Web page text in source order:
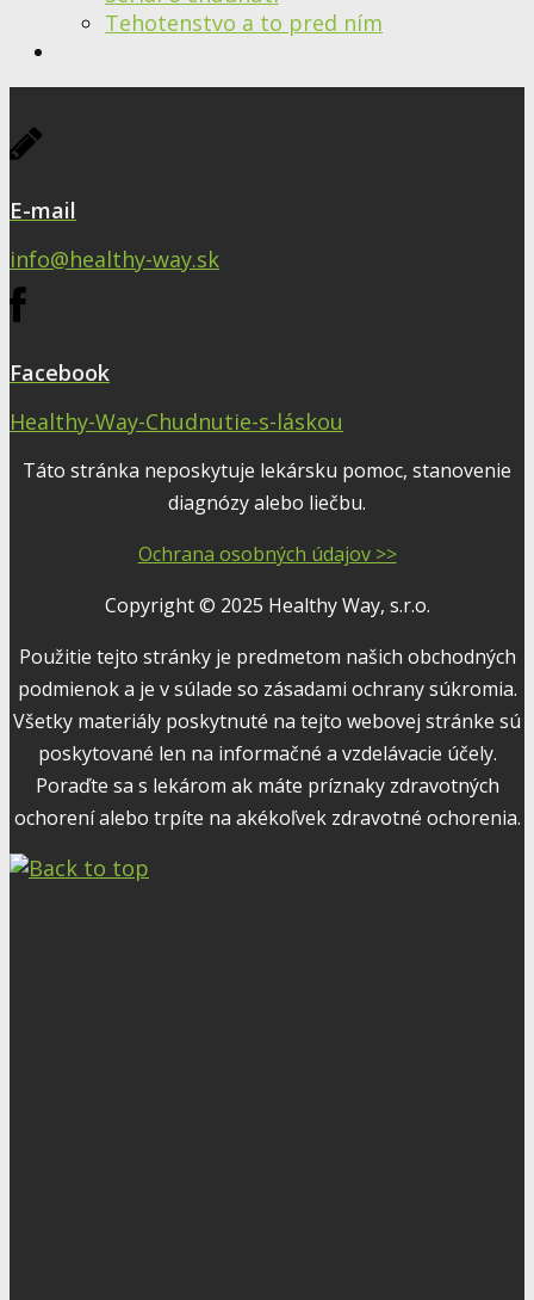
Tehotenstvo a to pred ním
E-mail
info@healthy-way.sk
Facebook
Healthy-Way-Chudnutie-s-láskou
Táto stránka neposkytuje lekársku pomoc, stanovenie
diagnózy alebo liečbu.
Ochrana osobných údajov >>
Copyright © 2025 Healthy Way, s.r.o.
Použitie tejto stránky je predmetom našich obchodných
podmienok a je v súlade so zásadami ochrany súkromia.
Všetky materiály poskytnuté na tejto webovej stránke sú
poskytované len na informačné a vzdelávacie účely.
Poraďte sa s lekárom ak máte príznaky zdravotných
ochorení alebo trpíte na akékoľvek zdravotné ochorenia.